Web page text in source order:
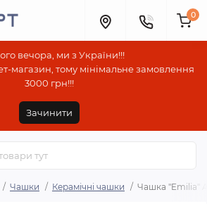
вечора, ми з України!!!
магазин, тому мінімальне замовлення
3000 грн!!!
Зачинити
0
Чашки Керамічні чашки Чашка "Emilia"